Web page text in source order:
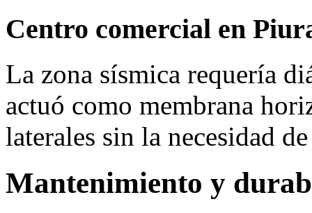
Centro comercial en
La zona sísmica requería
actuó como membrana
laterales sin la necesidad
Mantenimiento y